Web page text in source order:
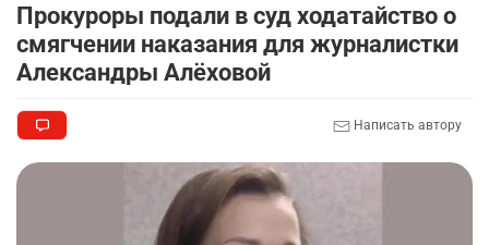
Прокуроры подали в суд ходатайство о
смягчении наказания для журналистки
Александры Алёховой
Написать автору